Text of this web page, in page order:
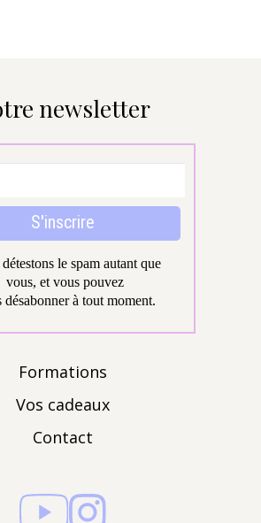
newsletter
Formations
Vos cadeaux
Contact